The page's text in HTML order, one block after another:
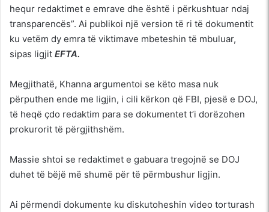
hequr redaktimet e emrave dhe është i përkushtuar ndaj
transparencës”. Ai publikoi një version të ri të dokumentit
ku vetëm dy emra të viktimave mbeteshin të mbuluar,
sipas ligjit EFTA.
Megjithatë, Khanna argumentoi se këto masa nuk
përputhen ende me ligjin, i cili kërkon që FBI, pjesë e DOJ,
të heqë çdo redaktim para se dokumentet t’i dorëzohen
prokurorit të përgjithshëm.
Massie shtoi se redaktimet e gabuara tregojnë se DOJ
duhet të bëjë më shumë për të përmbushur ligjin.
Ai përmendi dokumente ku diskutoheshin video torturash